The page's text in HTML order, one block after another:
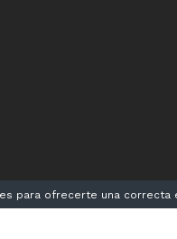
para ofrecerte una correcta